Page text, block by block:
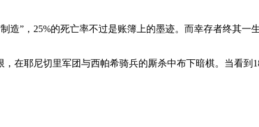
”，25%的死亡率不过是账簿上的墨迹。而幸存者终其一
在耶尼切里军团与西帕希骑兵的厮杀中布下暗棋。当看到